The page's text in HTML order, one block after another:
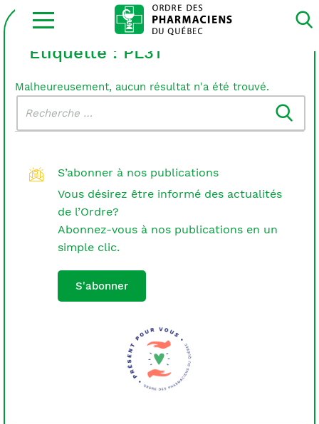
Ouvrir
la
site
Étiquette : PL31
Malheureusement, aucun résultat n'a été trouvé.
dans
le
S’abonner à nos publications
Vous désirez être informé des actualités
de l’Ordre?
Abonnez-vous à nos publications en un
simple clic.
S'abonner